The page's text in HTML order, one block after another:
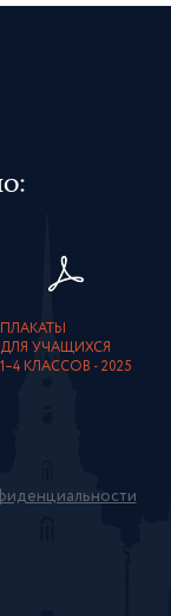
ПЛАКАТЫ
ДЛЯ УЧАЩИХСЯ
1–4 КЛАССОВ - 2025